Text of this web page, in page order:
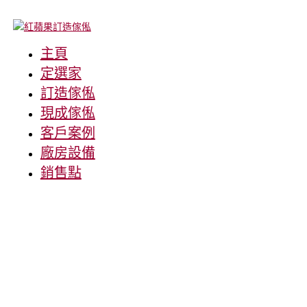
主頁
定選家
訂造傢俬
現成傢俬
客戶案例
廠房設備
銷售點